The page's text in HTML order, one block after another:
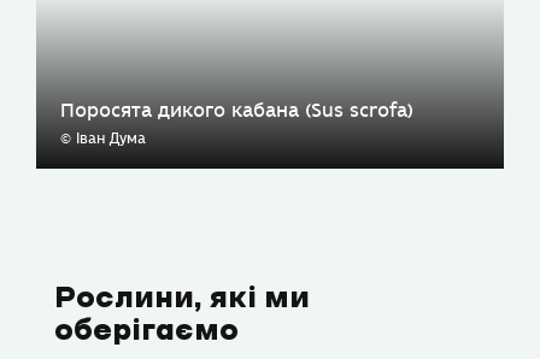
Поросята дикого кабана (Sus scrofa)
© Іван Дума
Рослини, які ми
оберігаємо